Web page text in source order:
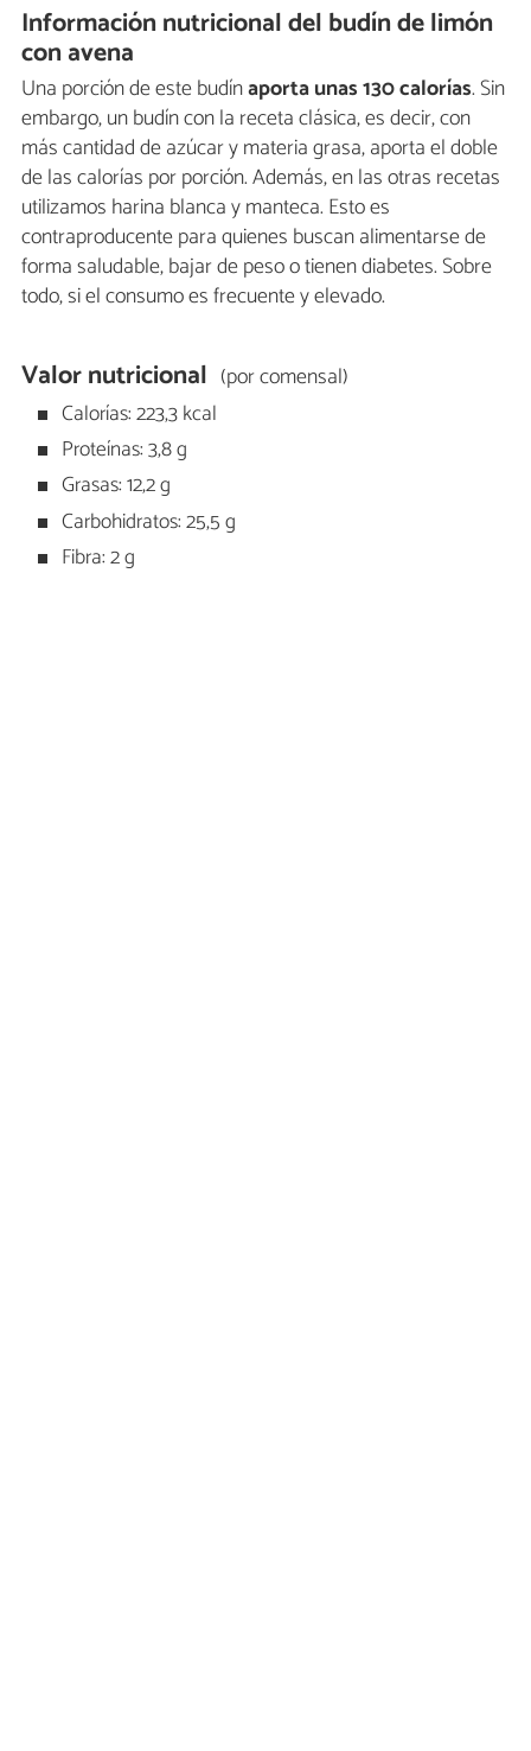
Información nutricional del budín de limón
con avena
Una porción de este budínaporta unas 130 calorías. Sin
embargo, un budín con la receta clásica, es decir, con
más cantidad de azúcar y materia grasa, aporta el doble
de las calorías por porción. Además, en las otras recetas
utilizamos harina blanca y manteca. Esto es
contraproducente para quienes buscan alimentarse de
forma saludable, bajar de peso o tienen diabetes. Sobre
todo, si el consumo es frecuente y elevado.
Valor nutricional (por comensal)
Calorías: 223,3 kcal
Proteínas: 3,8 g
Grasas: 12,2 g
Carbohidratos: 25,5 g
Fibra: 2 g